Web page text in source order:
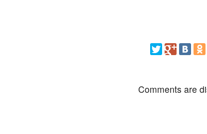
Comments are